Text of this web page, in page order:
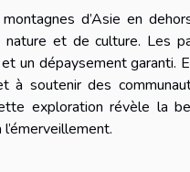
d’Asie en
nature et de culture. Les
un dépaysement garanti.
à soutenir des
exploration révèle la